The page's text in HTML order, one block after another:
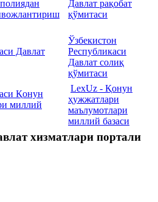
Давлат рақобат
қўмитаси
Ўзбекистон
Республикаси
Давлат солиқ
қўмитаси
LexUz - Қонун
ҳужжатлари
маълумотлари
миллий базаси
хизматлари портали